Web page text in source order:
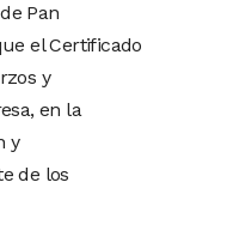
Pan
el Certificado
y
en la
y
de los